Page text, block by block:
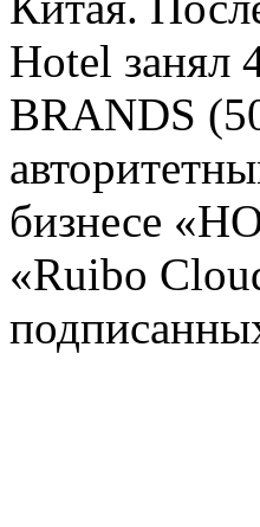
Hotel занял
BRANDS
бизнесе
«Ruibo